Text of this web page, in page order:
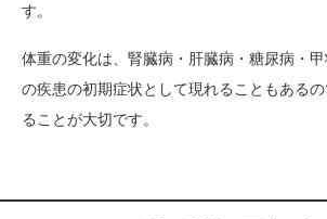
す。
体重の変化は、腎臓病・肝臓病・糖尿病・
の疾患の初期症状として現れることもある
ることが大切です。